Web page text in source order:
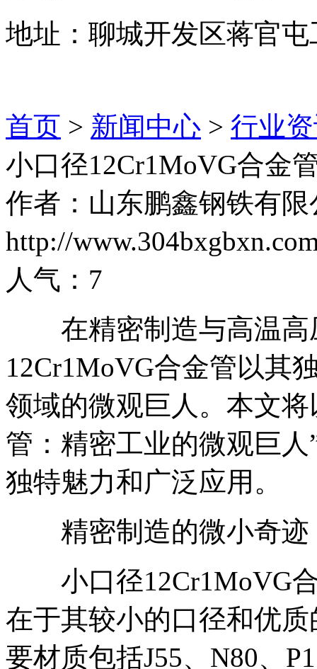
地址：聊城开发区蒋官屯
首页 > 新闻中心 > 行业
小口径12Cr1MoVG合金
作者：山东鹏鑫钢铁有
http://
人气： 7
在精密制造与高温高
12Cr1MoVG合金管以其
领域的微观巨人。本文
管：精密工业的微观巨
独特魅力和广泛应用。
精密制造的微小奇迹
小口径12Cr1MoVG合
在于其较小的口径和优
要材质包括J55、N80、